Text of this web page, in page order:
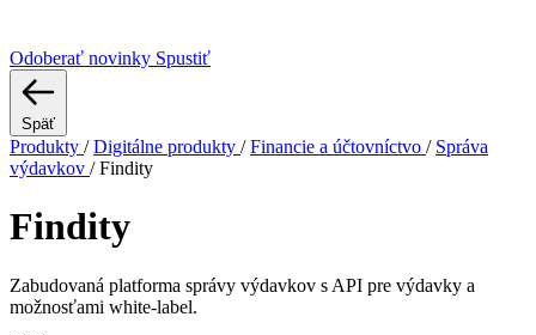
Odoberať novinky Spustiť
Späť
Produkty / Digitálne produkty / Financie a účtovníctvo / Správa
výdavkov / Findity
Findity
Zabudovaná platforma správy výdavkov s API pre výdavky a
možnosťami white-label.